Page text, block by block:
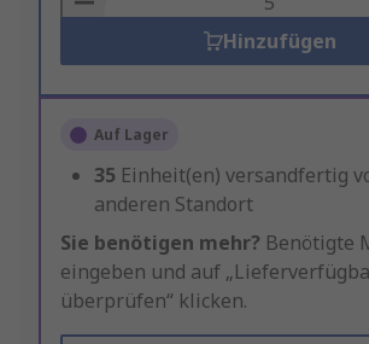
Hinzufügen
Auf Lager
35 Einheit(en) versandfertig
anderen Standort
Sie benötigen mehr? Benötigte
eingeben und auf
überprüfen“ klicken.